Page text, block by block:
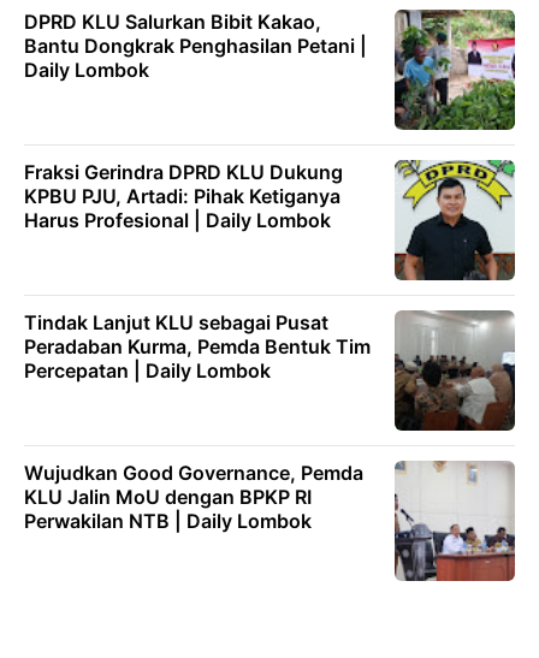
DPRD KLU Salurkan Bibit Kakao,
Bantu Dongkrak Penghasilan Petani |
Daily Lombok
Fraksi Gerindra DPRD KLU Dukung
KPBU PJU, Artadi: Pihak Ketiganya
Harus Profesional | Daily Lombok
Tindak Lanjut KLU sebagai Pusat
Peradaban Kurma, Pemda Bentuk Tim
Percepatan | Daily Lombok
Wujudkan Good Governance, Pemda
KLU Jalin MoU dengan BPKP RI
Perwakilan NTB | Daily Lombok